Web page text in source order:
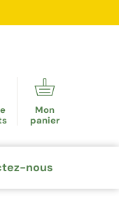
Mon
panier
nous